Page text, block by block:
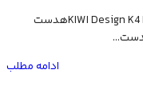
آنچه خواهید خواندهدست واقعیت مجازی KIWI Design K4 Duoهدست
ادامه مطلب